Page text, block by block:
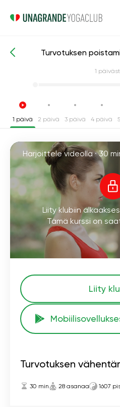
Intensiiviset joogakurssit
Turvotuksen
1
1 päivä 2 päivä 3 päivä 4 päivä
Harjoittele videolla ·30
Liity klubiin
Tämä kurssi on
Liity
Turvotuksen
30 min 28 asanaa 1607